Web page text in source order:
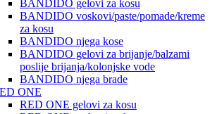
BANDIDO gelovi za kosu
BANDIDO voskovi/paste/pomade/kreme
za kosu
BANDIDO njega kose
BANDIDO gelovi za brijanje/balzami
poslije brijanja/kolonjske vode
BANDIDO njega brade
ONE
RED ONE gelovi za kosu